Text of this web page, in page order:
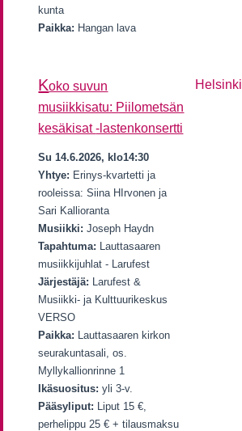
kunta
Paikka: Hangan lava
Koko suvun
musiikkisatu: Piilometsän
kesäkisat-lastenkonsertti
Su 14.6.2026, klo14:30
Yhtye: Erinys-kvartetti ja
rooleissa: Siina HIrvonen ja
Sari Kallioranta
Musiikki:Joseph Haydn
Tapahtuma: Lauttasaaren
musiikkijuhlat - Larufest
Järjestäjä: Larufest &
Musiikki- ja Kulttuurikeskus
VERSO
Paikka: Lauttasaaren kirkon
seurakuntasali, os.
Myllykallionrinne 1
Ikäsuositus: yli 3-v.
Pääsyliput:
Liput 15 €,
perhelippu 25 € + tilausmaksu
Helsinki